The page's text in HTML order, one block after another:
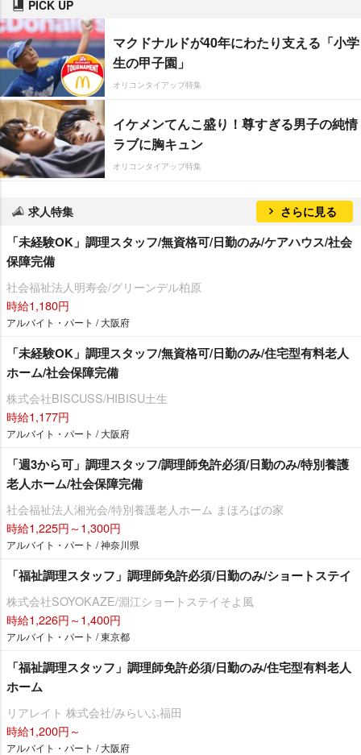
PICK UP
マクドナルドが40年にわたり支える「小学
生の甲子園」
オリコンタイアップ特集
イケメンてんこ盛り！尊すぎる男子の純情
ラブに胸キュン
オリコンタイアップ特集
求人特集 さらに見る
「未経験OK」調理スタッフ/無資格可/日勤のみ/ケアハウス/社会
保障完備
社会福祉法人明寿会/グリーンデル柏原
時給1,180円
アルバイト・パート / 大阪府
「未経験OK」調理スタッフ/無資格可/日勤のみ/住宅型有料老人
ホーム/社会保障完備
株式会社BISCUSS/HIBISU土生
時給1,177円
アルバイト・パート / 大阪府
「週3から可」調理スタッフ/調理師免許必須/日勤のみ/特別養護
老人ホーム/社会保障完備
社会福祉法人湘光会/特別養護老人ホーム まほろばの家
時給1,225円～1,300円
アルバイト・パート / 神奈川県
「福祉調理スタッフ」調理師免許必須/日勤のみ/ショートステイ
株式会社SOYOKAZE/淵江ショートステイそよ風
時給1,226円～1,400円
アルバイト・パート / 東京都
「福祉調理スタッフ」調理師免許必須/日勤のみ/住宅型有料老人
ホーム
リアレイト 株式会社/みらいふ福田
時給1,200円～
アルバイト・パート / 大阪府